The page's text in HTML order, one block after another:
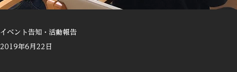
イベント告知・活動報告
2019年6月22日